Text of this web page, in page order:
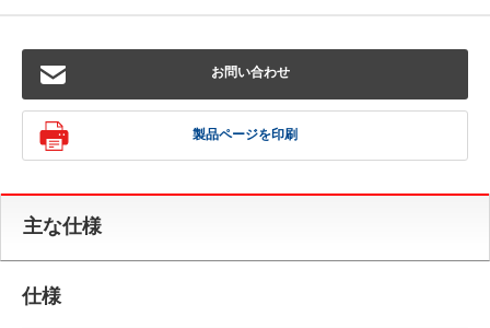
お問い合わせ
製品ページを印刷
主な仕様
仕様